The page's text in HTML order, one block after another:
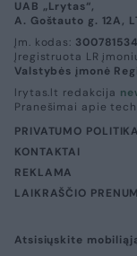
UAB „Lrytas“,
A. Goštauto g. 12A,
Įm. kodas: 300781534
Įregistruota LR
Valstybės įmonė
lrytas.lt redakcija
Pranešimai apie
PRIVATUMO POLITIKA
KONTAKTAI
REKLAMA
LAIKRAŠČIO
Atsisiųskite